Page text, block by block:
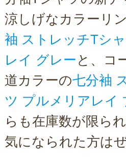
涼しげなカラーリ
袖 ストレッチTシ
レイ グレー と、コ
道カラーの七分袖
ツ プルメリアレイ
らも在庫数が限ら
気になられた方は